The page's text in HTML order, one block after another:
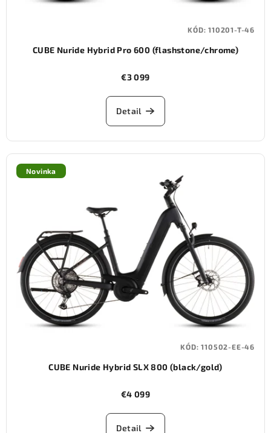
CUBE Nuride Hybrid Pro 600 (flashstone/chrome)
€3 099
Detail
KÓD:110201-T-46
Novinka
CUBE Nuride Hybrid SLX 800 (black/gold)
€4 099
Detail
KÓD:110502-EE-46